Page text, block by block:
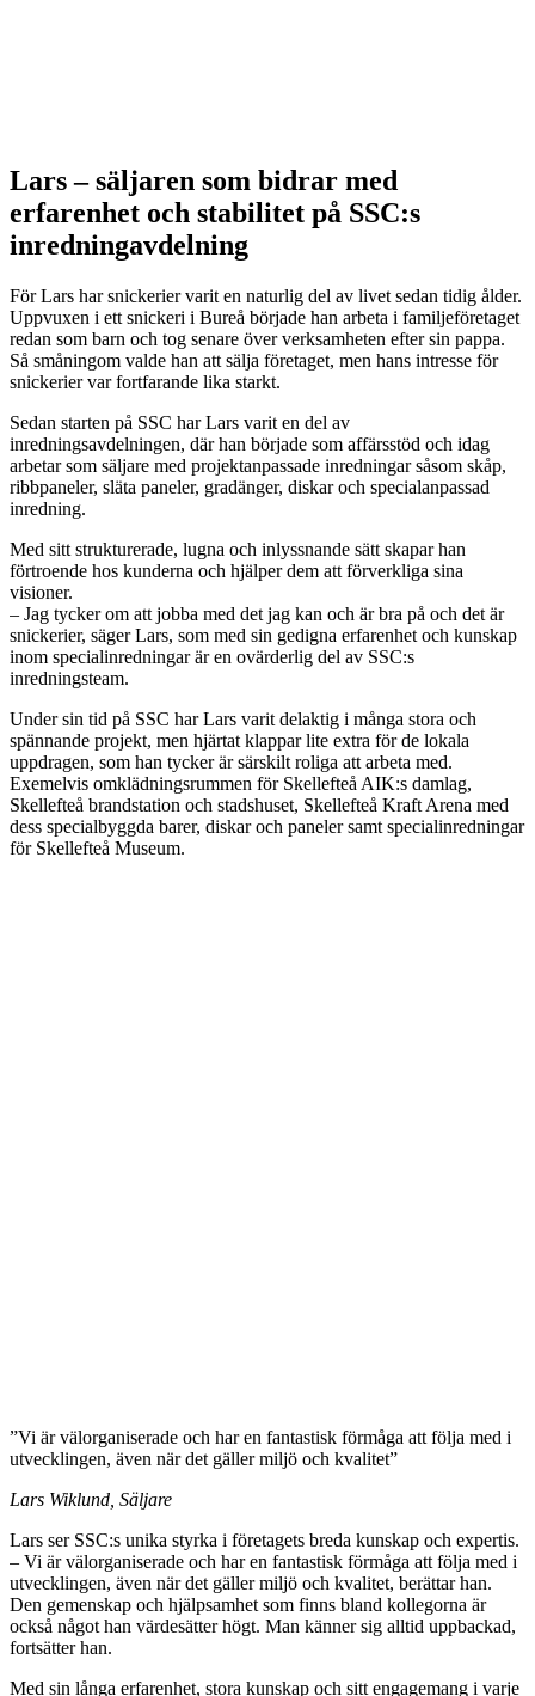
Lars – säljaren som bidrar med
erfarenhet och stabilitet på SSC:s
inredningavdelning
För Lars har snickerier varit en naturlig del av livet sedan tidig ålder.
Uppvuxen i ett snickeri i Bureå började han arbeta i familjeföretaget
redan som barn och tog senare över verksamheten efter sin pappa.
Så småningom valde han att sälja företaget, men hans intresse för
snickerier var fortfarande lika starkt.
Sedan starten på SSC har Lars varit en del av
inredningsavdelningen, där han började som affärsstöd och idag
arbetar som säljare med projektanpassade inredningar såsom skåp,
ribbpaneler, släta paneler, gradänger, diskar och specialanpassad
inredning.
Med sitt strukturerade, lugna och inlyssnande sätt skapar han
förtroende hos kunderna och hjälper dem att förverkliga sina
visioner.
– Jag tycker om att jobba med det jag kan och är bra på och det är
snickerier, säger Lars, som med sin gedigna erfarenhet och kunskap
inom specialinredningar är en ovärderlig del av SSC:s
inredningsteam.
Under sin tid på SSC har Lars varit delaktig i många stora och
spännande projekt, men hjärtat klappar lite extra för de lokala
uppdragen, som han tycker är särskilt roliga att arbeta med.
Exemelvis omklädningsrummen för Skellefteå AIK:s damlag,
Skellefteå brandstation och stadshuset, Skellefteå Kraft Arena med
dess specialbyggda barer, diskar och paneler samt specialinredningar
för Skellefteå Museum.
”Vi är välorganiserade och har en fantastisk förmåga att följa med i
utvecklingen, även när det gäller miljö och kvalitet”
Lars Wiklund, Säljare
Lars ser SSC:s unika styrka i företagets breda kunskap och expertis.
– Vi är välorganiserade och har en fantastisk förmåga att följa med i
utvecklingen, även när det gäller miljö och kvalitet, berättar han.
Den gemenskap och hjälpsamhet som finns bland kollegorna är
också något han värdesätter högt. Man känner sig alltid uppbackad,
fortsätter han.
Med sin långa erfarenhet, stora kunskap och sitt engagemang i varje